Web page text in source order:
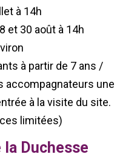
à 14h
et 30 août à 14h
à partir de 7 ans /
accompagnateurs une
à la visite du site.
limitées)
la Duchesse